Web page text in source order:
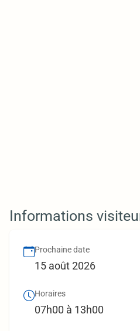
Informations
Prochaine date
15 août 2026
Horaires
07h00 à 13h00